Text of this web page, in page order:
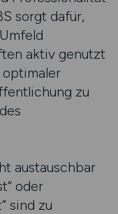
sorgt dafür,
aktiv genutzt
zu
austauschbar
oder
sind zu